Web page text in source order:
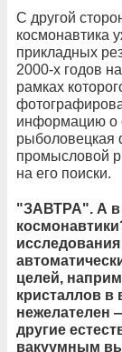
С другой
космонавтика
прикладных
2000-х годов
рамках
информацию о
рыболовецкая
промысловой
на его поиски.
"ЗАВТРА". А в
целей,
кристаллов в
нежелателен
другие
вакуумным